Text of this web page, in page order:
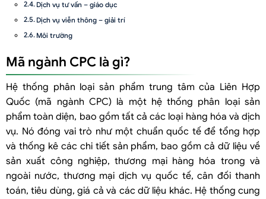
Dịch vụ tư vấn – giáo dục
Dịch vụ viễn thông – giải trí
Môi trường
Dịch vụ vận tải (Logistics)
Dịch vụ nông nghiệp
Ví dụ cụ thể về mã ngành CPC của Công ty Cổ phần Đầu tư và Phát
triển bất động sản An Gia
Trường hợp nhà đầu tư nước ngoài muốn đầu tư ngành nghề có mã
CPC nhưng chưa được Việt Nam cam kết
Mã ngành CPC là gì?
Hệ thống phân loại sản phẩm trung tâm của Liên Hợp
Quốc (mã ngành CPC) là một hệ thống phân loại sản
phẩm toàn diện, bao gồm tất cả các loại hàng hóa và dịch
vụ. Nó đóng vai trò như một chuẩn quốc tế để tổng hợp
và thống kê các chi tiết sản phẩm, bao gồm cả dữ liệu về
sản xuất công nghiệp, thương mại hàng hóa trong và
ngoài nước, thương mại dịch vụ quốc tế, cân đối thanh
toán, tiêu dùng, giá cả và các dữ liệu khác. Hệ thống cung